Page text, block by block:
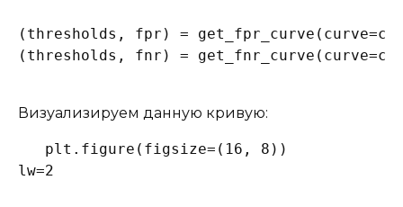
(thresholds, fpr) =
(thresholds, fnr) =
Визуализируем данную кривую:
plt.figure(figsize=(16, 8))
lw=2